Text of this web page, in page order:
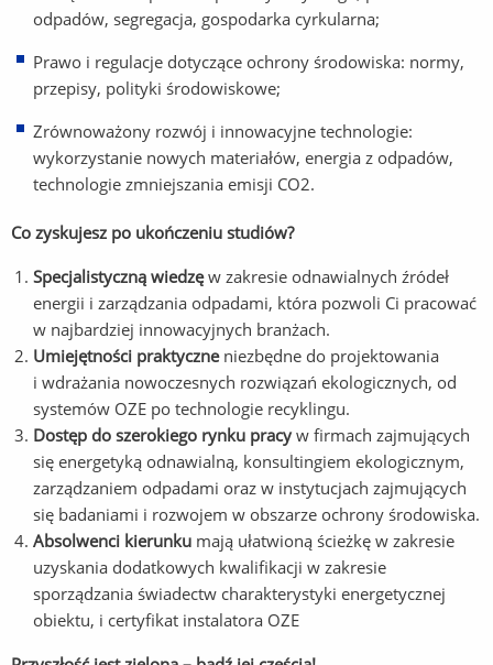
odpadów, segregacja, gospodarka cyrkularna;
Prawo i regulacje dotyczące ochrony środowiska: normy,
przepisy, polityki środowiskowe;
Zrównoważony rozwój i innowacyjne technologie:
wykorzystanie nowych materiałów, energia z odpadów,
technologie zmniejszania emisji CO2.
Co zyskujesz po ukończeniu studiów?
Specjalistyczną wiedzęw zakresie odnawialnych źródeł
energii i zarządzania odpadami, która pozwoli Ci pracować
w najbardziej innowacyjnych branżach.
Umiejętności praktyczneniezbędne do projektowania
i wdrażania nowoczesnych rozwiązań ekologicznych, od
systemów OZE po technologie recyklingu.
Dostęp do szerokiego rynku pracyw firmach zajmujących
się energetyką odnawialną, konsultingiem ekologicznym,
zarządzaniem odpadami oraz w instytucjach zajmujących
się badaniami i rozwojem w obszarze ochrony środowiska.
Absolwenci kierunku mają ułatwioną ścieżkę w zakresie
uzyskania dodatkowych kwalifikacji w zakresie
sporządzania świadectw charakterystyki energetycznej
obiektu, i certyfikat instalatora OZE